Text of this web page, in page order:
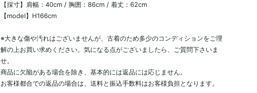
【採寸】肩幅：40cm / 胸囲：86cm / 着丈：62cm
【model】H166cm
※大きな傷や汚れはございませんが、古着のため多少のコンディションをご理
解の上お買い求めください。気になる点がございましたら、ご質問下さいま
せ。
商品に欠陥がある場合を除き、基本的には返品には応じません。
お客様都合での返品の場合は、送料と振込手数料はお客様負担となります。